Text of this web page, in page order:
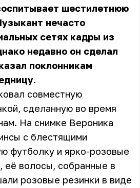
шестилетнюю
нечасто
сетях кадры из
недавно он сделал
поклонникам
совместную
сделанную во время
На снимке Вероника
с блестящими
футболку и ярко-розовые
её волосы, собранные в
розовые резинки в виде